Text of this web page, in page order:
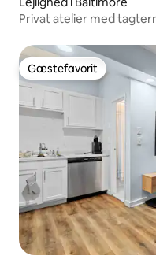
Privat atelier med
Gæstefavorit
Gæstefavorit